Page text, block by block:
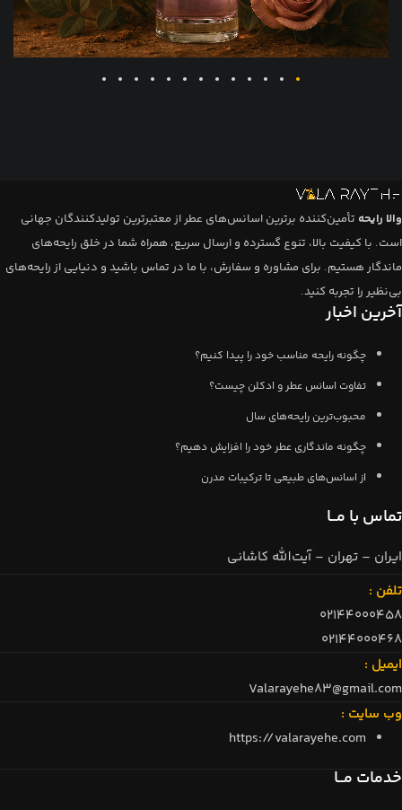
والا رایحه تأمین‌کننده برترین اسانس‌های عطر از معتبرترین تولیدکنندگان جهانی
است. با کیفیت بالا، تنوع گسترده و ارسال سریع، همراه شما در خلق رایحه‌های
ماندگار هستیم. برای مشاوره و سفارش، با ما در تماس باشید و دنیایی از رایحه‌های
بی‌نظیر را تجربه کنید.
آخرین اخبار
چگونه رایحه مناسب خود را پیدا کنیم؟
تفاوت اسانس عطر و ادکلن چیست؟
محبوب‌ترین رایحه‌های سال
چگونه ماندگاری عطر خود را افزایش دهیم؟
از اسانس‌های طبیعی تا ترکیبات مدرن
تماس با مــا
ایران – تهران – آیت‌الله کاشانی
تلفن :
02144000458
02144000468
ایمیل :
Valarayehe83@gmail.com
وب سایت :
https://valarayehe.com
خدمات مــا